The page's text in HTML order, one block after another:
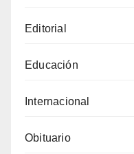
Editorial
Educación
Internacional
Obituario